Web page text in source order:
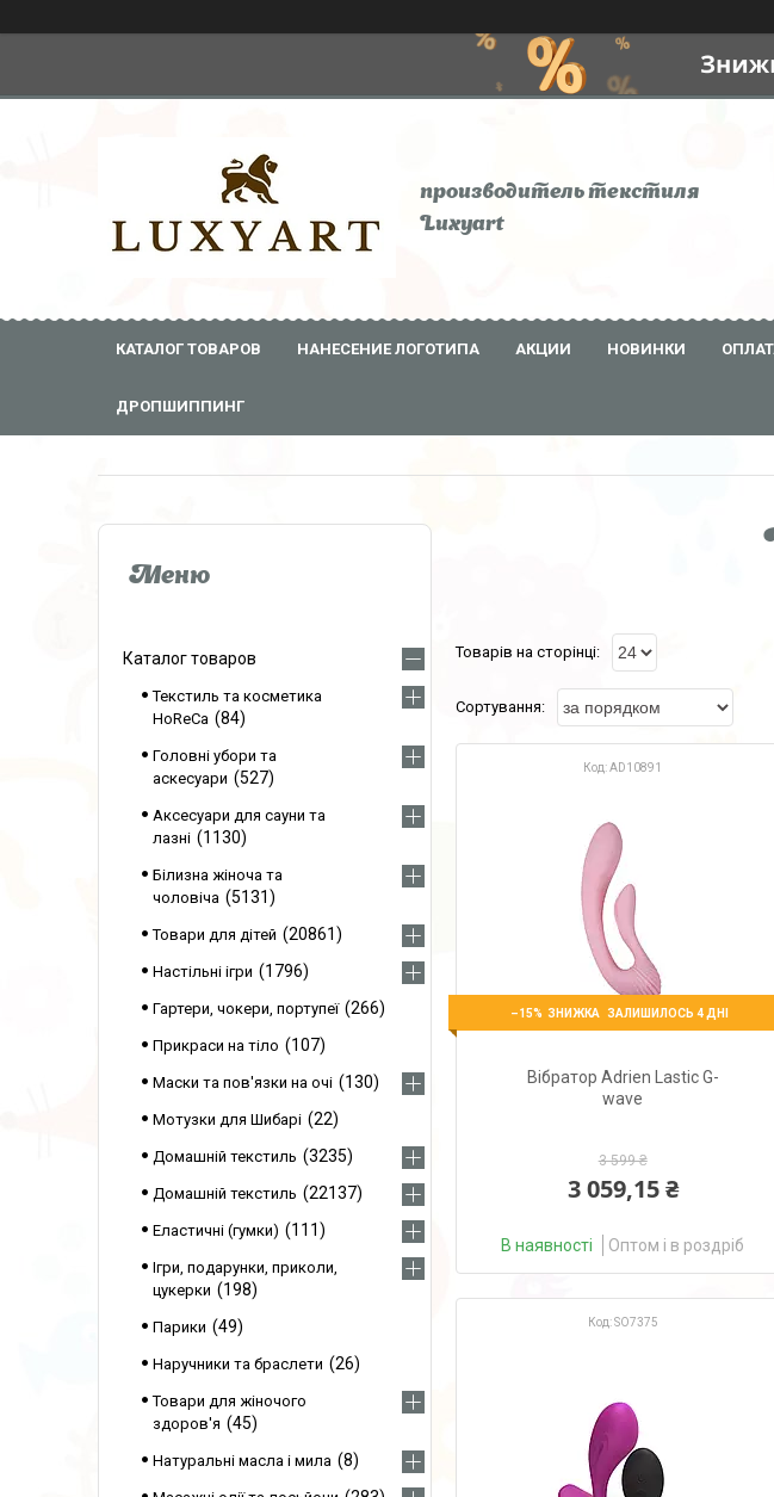
производитель текстиля
Luxyart
КАТАЛОГ ТОВАРОВ НАНЕСЕНИЕ ЛОГОТИПА АКЦИИ НОВИНКИ
ДРОПШИППИНГ
AD10891
–15% ЗАЛИШИЛОСЬ 4 ДНІ
Вібратор Adrien Lastic G-
wave
3 599 ₴
3 059,15 ₴
В наявності Оптом і в роздріб
SO7375
Каталог товаров
Текстиль та косметика
HoReCa
84
Головні убори та
аскесуари
527
Аксесуари для сауни та
лазні
1130
Білизна жіноча та
чоловіча
5131
Товари для дітей 20861
Настільні ігри 1796
Гартери, чокери, портупеї 266
Прикраси на тіло 107
Маски та пов'язки на очі 130
Мотузки для Шибарі 22
Домашній текстиль 3235
Домашній текстиль 22137
Еластичні (гумки) 111
Ігри, подарунки, приколи,
цукерки
198
Парики 49
Наручники та браслети 26
Товари для жіночого
здоров'я
45
Натуральні масла і мила 8